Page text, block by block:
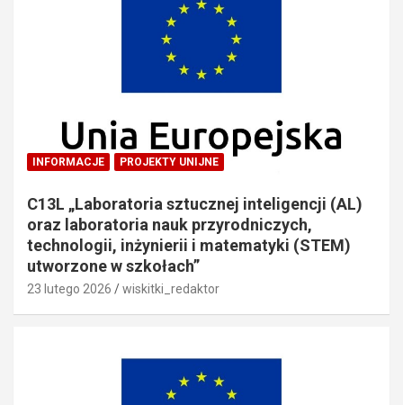
INFORMACJE PROJEKTY UNIJNE
C13L „Laboratoria sztucznej inteligencji (AL)
oraz laboratoria nauk przyrodniczych,
technologii, inżynierii i matematyki (STEM)
utworzone w szkołach”
23 lutego 2026 wiskitki_redaktor